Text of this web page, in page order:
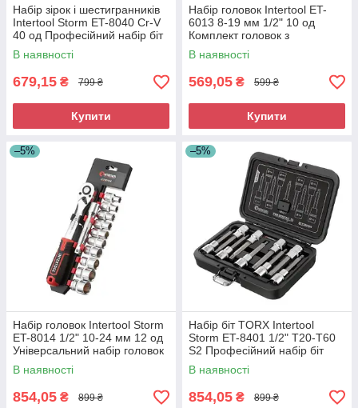
Набір зірок і шестигранників
Intertool Storm ET-8040 Cr-V
40 од Професійний набір біт
зірочка і шестигранник
В наявності
679,15 ₴ 799 ₴
Купити
Набір головок Intertool ET-
6013 8-19 мм 1/2" 10 од
Комплект головок з
тріскачкою Універсальний
комплект головок
В наявності
569,05 ₴ 599 ₴
Купити
–5%
Набір головок Intertool Storm
ET-8014 1/2" 10-24 мм 12 од
Універсальний набір головок
Слюсарний набір головок
В наявності
854,05 ₴ 899 ₴
–5%
Набір біт TORX Intertool
Storm ET-8401 1/2" T20-T60
S2 Професійний набір біт
Комплект біт у кейсі
В наявності
854,05 ₴ 899 ₴